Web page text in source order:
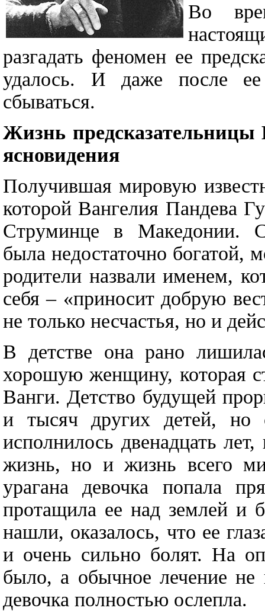
Во
разгадать феномен ее
удалось. И даже после ее
сбываться.
Жизнь предсказательницы
ясновидения
Получившая мировую
которой Вангелия Пандева
Струминце в Македонии.
была недостаточно богатой,
родители назвали именем,
себя – «приносит добрую
не только несчастья, но и
В детстве она рано
хорошую женщину, которая
Ванги. Детство будущей
и тысяч других детей, но
исполнилось двенадцать
жизнь, но и жизнь всего
урагана девочка попала
протащила ее над землей и
нашли, оказалось, что ее
и очень сильно болят. На
было, а обычное лечение не
девочка полностью ослепла.